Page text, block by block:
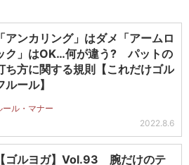
「アンカリング」はダメ「アームロ
ク」はOK…何が違う? パットの
ち方に関する規則【これだけゴル
ルール】
ール・マナー
2022.8.6
【ゴルヨガ】Vol.93 腕だけのテ